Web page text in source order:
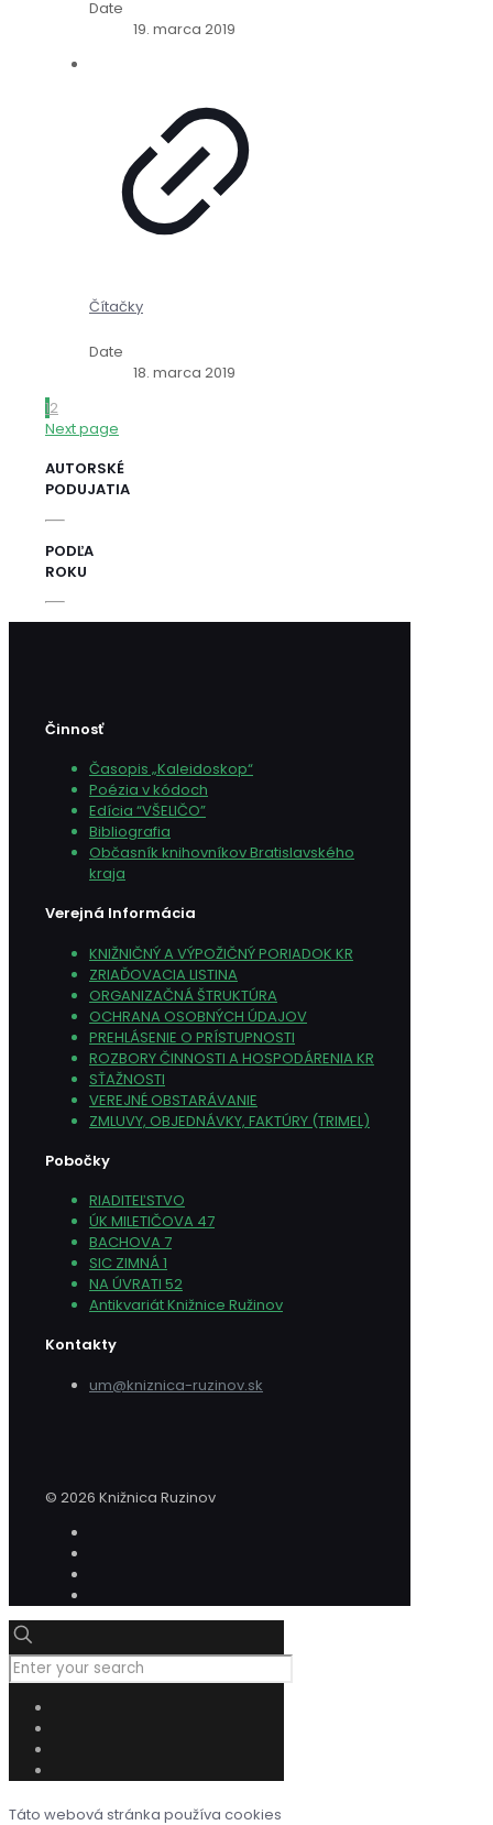
Date
19. marca 2019
Čítačky
Date
18. marca 2019
12
Next page
AUTORSKÉ
PODUJATIA
PODĽA
ROKU
Činnosť
Časopis „Kaleidoskop“
Poézia v kódoch
Edícia “VŠELIČO”
Bibliografia
Občasník knihovníkov Bratislavského
kraja
Verejná Informácia
KNIŽNIČNÝ A VÝPOŽIČNÝ PORIADOK KR
ZRIAĎOVACIA LISTINA
ORGANIZAČNÁ ŠTRUKTÚRA
OCHRANA OSOBNÝCH ÚDAJOV
PREHLÁSENIE O PRÍSTUPNOSTI
ROZBORY ČINNOSTI A HOSPODÁRENIA KR
SŤAŽNOSTI
VEREJNÉ OBSTARÁVANIE
ZMLUVY, OBJEDNÁVKY, FAKTÚRY (TRIMEL)
Pobočky
RIADITEĽSTVO
ÚK MILETIČOVA 47
BACHOVA 7
SIC ZIMNÁ 1
NA ÚVRATI 52
Antikvariát Knižnice Ružinov
Kontakty
um@kniznica-ruzinov.sk
© 2026 Knižnica Ruzinov
Táto webová stránka používa cookies